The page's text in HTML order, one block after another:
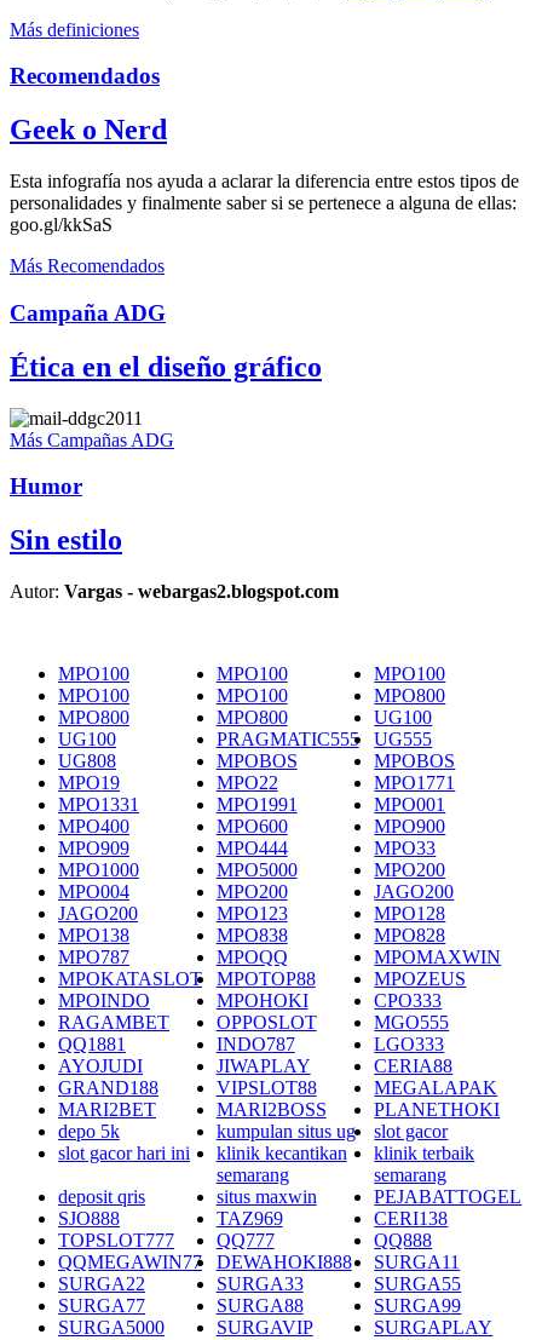
Más definiciones
Recomendados
Geek o Nerd
Esta infografía nos ayuda a aclarar la diferencia entre estos tipos de
personalidades y finalmente saber si se pertenece a alguna de ellas:
goo.gl/kkSaS
Más Recomendados
Campaña ADG
Ética en el diseño gráfico
Más Campañas ADG
Humor
Sin estilo
Autor: Vargas - webargas2.blogspot.com
MPO100 MPO100
MPO100
MPO100
MPO100
MPO800
MPO800
MPO800
UG100
UG100
PRAGMATIC555
UG555
UG808
MPOBOS
MPOBOS
MPO19
MPO22
MPO1771
MPO1331
MPO1991
MPO001
MPO400
MPO600
MPO900
MPO909
MPO444
MPO33
MPO1000
MPO5000
MPO200
MPO004
MPO200
JAGO200
JAGO200
MPO123
MPO128
MPO138
MPO838
MPO828
MPO787
MPOQQ
MPOMAXWIN
MPOKATASLOT
MPOTOP88
MPOZEUS
MPOINDO
MPOHOKI
CPO333
RAGAMBET
OPPOSLOT
MGO555
QQ1881
INDO787
LGO333
AYOJUDI
JIWAPLAY
CERIA88
GRAND188
VIPSLOT88
MEGALAPAK
MARI2BET
MARI2BOSS
PLANETHOKI
depo 5k
kumpulan situs ug
slot gacor
slot gacor hari ini
klinik kecantikan
semarang
klinik terbaik
semarang
deposit qris
situs maxwin
PEJABATTOGEL
SJO888
TAZ969
CERI138
TOPSLOT777
QQ777
QQ888
QQMEGAWIN77
DEWAHOKI888
SURGA11
SURGA22
SURGA33
SURGA55
SURGA77
SURGA88
SURGA99
SURGA5000
SURGAVIP
SURGAPLAY